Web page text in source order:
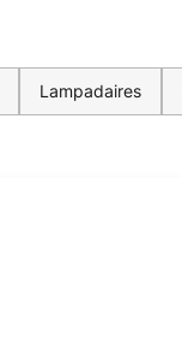
Lampadaires